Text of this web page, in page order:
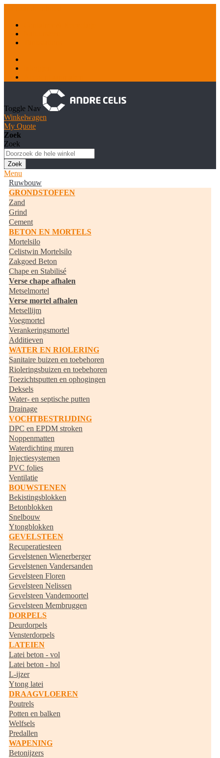
Toggle Nav
Winkelwagen
My Quote
Zoek
Zoek
Zoek
Menu
Ruwbouw
GRONDSTOFFEN
Zand
Grind
Cement
BETON EN MORTELS
Mortelsilo
Celistwin Mortelsilo
Zakgoed Beton
Chape en Stabilisé
Verse chape afhalen
Metselmortel
Verse mortel afhalen
Metsellijm
Voegmortel
Verankeringsmortel
Additieven
WATER EN RIOLERING
Sanitaire buizen en toebehoren
Rioleringsbuizen en toebehoren
Toezichtsputten en ophogingen
Deksels
Water- en septische putten
Drainage
VOCHTBESTRIJDING
DPC en EPDM stroken
Noppenmatten
Waterdichting muren
Injectiesystemen
PVC folies
Ventilatie
BOUWSTENEN
Bekistingsblokken
Betonblokken
Snelbouw
Ytongblokken
GEVELSTEEN
Recuperatiesteen
Gevelstenen Wienerberger
Gevelstenen Vandersanden
Gevelsteen Floren
Gevelsteen Nelissen
Gevelsteen Vandemoortel
Gevelsteen Membruggen
DORPELS
Deurdorpels
Vensterdorpels
LATEIEN
Latei beton - vol
Latei beton - hol
L-ijzer
Ytong latei
DRAAGVLOEREN
Poutrels
Potten en balken
Welfsels
Predallen
WAPENING
Betonijzers